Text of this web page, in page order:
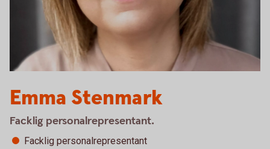
Emma Stenmark
Facklig personalrepresentant.
Facklig personalrepresentant